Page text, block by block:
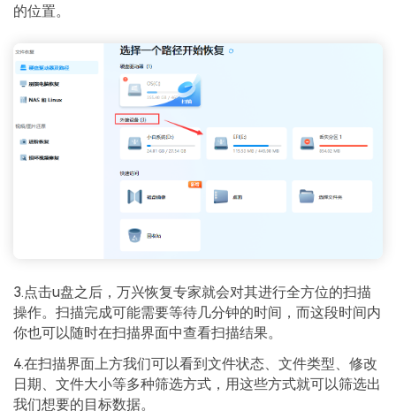
的位置。
3.点击u盘之后，万兴恢复专家就会对其进行全方位的扫描
操作。扫描完成可能需要等待几分钟的时间，而这段时间内
你也可以随时在扫描界面中查看扫描结果。
4.在扫描界面上方我们可以看到文件状态、文件类型、修改
日期、文件大小等多种筛选方式，用这些方式就可以筛选出
我们想要的目标数据。